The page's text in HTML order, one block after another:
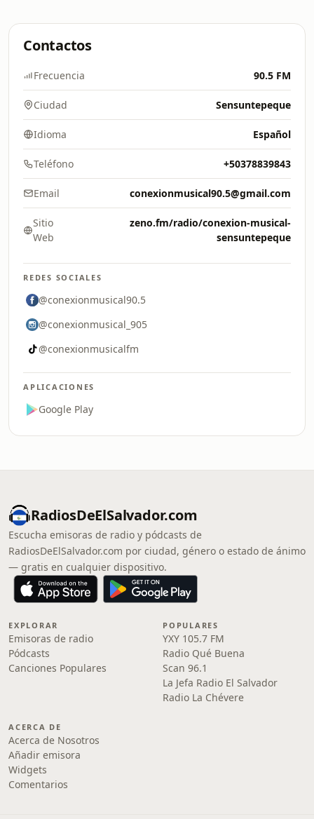
Contactos
Frecuencia 90.5 FM
Ciudad Sensuntepeque
Idioma Español
Teléfono +50378839843
Email conexionmusical90.5@gmail.com
Sitio
Web
zeno.fm/radio/conexion-musical-
sensuntepeque
REDES SOCIALES
@conexionmusical90.5
@conexionmusical_905
@conexionmusicalfm
APLICACIONES
Google Play
RadiosDeElSalvador.com
Escucha emisoras de radio y pódcasts de
RadiosDeElSalvador.com por ciudad, género o estado de ánimo
— gratis en cualquier dispositivo.
EXPLORAR
Emisoras de radio
Pódcasts
Canciones Populares
POPULARES
YXY 105.7 FM
Radio Qué Buena
Scan 96.1
La Jefa Radio El Salvador
Radio La Chévere
ACERCA DE
Acerca de Nosotros
Añadir emisora
Widgets
Comentarios